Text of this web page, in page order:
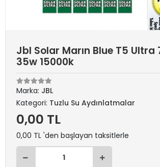
Jbl Solar Marın Blue T5 Ultra
35w 15000k
Marka: JBL
Kategori: Tuzlu Su Aydınlatmalar
0,00 TL
0,00 TL 'den başlayan taksitlerle